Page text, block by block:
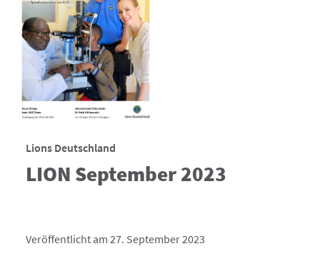
Lions Deutschland
LION September 2023
Veröffentlicht am 27. September 2023